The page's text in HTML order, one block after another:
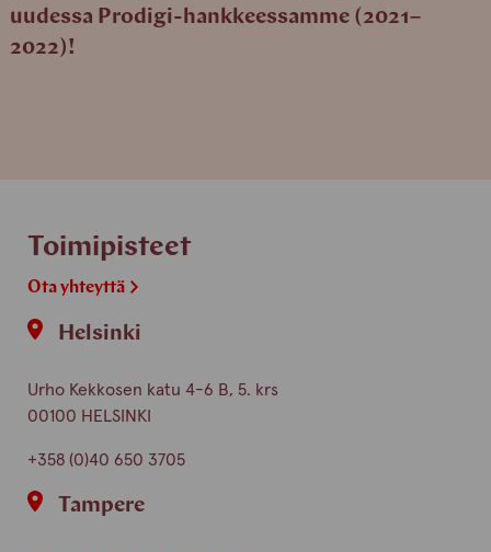
uudessa Prodigi-hankkeessamme (2021–
2022)!
Toimipisteet
Ota yhteyttä
Helsinki
Urho Kekkosen katu 4-6 B, 5. krs
00100 HELSINKI
+358 (0)40 650 3705
Tampere